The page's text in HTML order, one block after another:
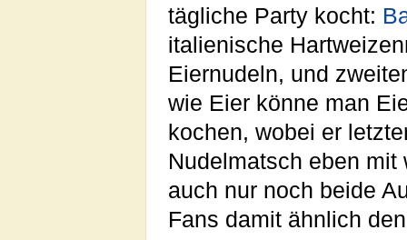
tägliche Party kocht:
italienische
Eiernudeln, und
wie Eier könne man
kochen, wobei er
Nudelmatsch eben
auch nur noch beide
Fans damit ähnlich